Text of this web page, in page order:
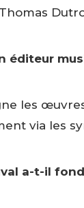
éditeur
les
via les
a-t-il